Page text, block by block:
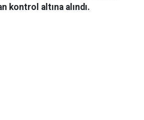
kontrol altına alındı.